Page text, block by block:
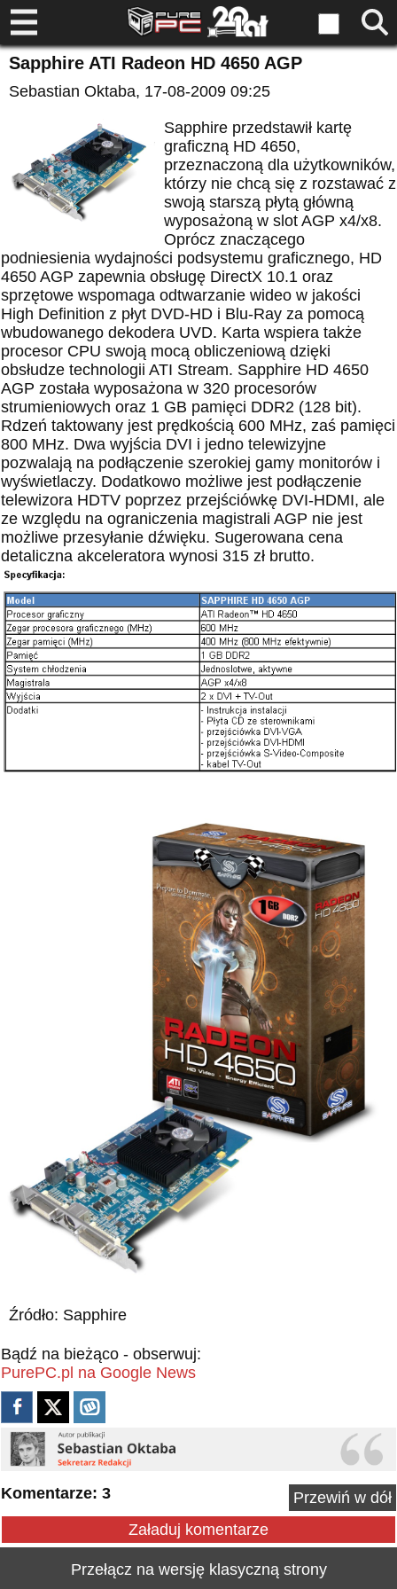
Sapphire ATI Radeon HD 4650 AGP
Sebastian Oktaba, 17-08-2009 09:25
Sapphire przedstawił kartę
graficzną HD 4650,
przeznaczoną dla użytkowników,
którzy nie chcą się z rozstawać z
swoją starszą płytą główną
wyposażoną w slot AGP x4/x8.
Oprócz znaczącego
podniesienia wydajności podsystemu graficznego, HD
4650 AGP zapewnia obsługę DirectX 10.1 oraz
sprzętowe wspomaga odtwarzanie wideo w jakości
High Definition z płyt DVD-HD i Blu-Ray za pomocą
wbudowanego dekodera UVD. Karta wspiera także
procesor CPU swoją mocą obliczeniową dzięki
obsłudze technologii ATI Stream. Sapphire HD 4650
AGP została wyposażona w 320 procesorów
strumieniowych oraz 1 GB pamięci DDR2 (128 bit).
Rdzeń taktowany jest prędkością 600 MHz, zaś pamięci
800 MHz. Dwa wyjścia DVI i jedno telewizyjne
pozwalają na podłączenie szerokiej gamy monitorów i
wyświetlaczy. Dodatkowo możliwe jest podłączenie
telewizora HDTV poprzez przejściówkę DVI-HDMI, ale
ze względu na ograniczenia magistrali AGP nie jest
możliwe przesyłanie dźwięku. Sugerowana cena
detaliczna akceleratora wynosi 315 zł brutto.
Źródło: Sapphire
Bądź na bieżąco - obserwuj:
PurePC.pl na Google News
Komentarze: 3
Przewiń w dół
Załaduj komentarze
Przełącz na wersję klasyczną strony